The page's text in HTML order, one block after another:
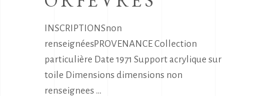
INSCRIPTIONSnon
renseignéesPROVENANCE Collection
particulière Date 1971 Support acrylique sur
toile Dimensions dimensions non
renseignees